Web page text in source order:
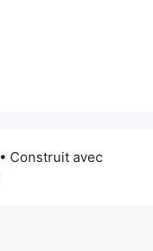
• Construit avec